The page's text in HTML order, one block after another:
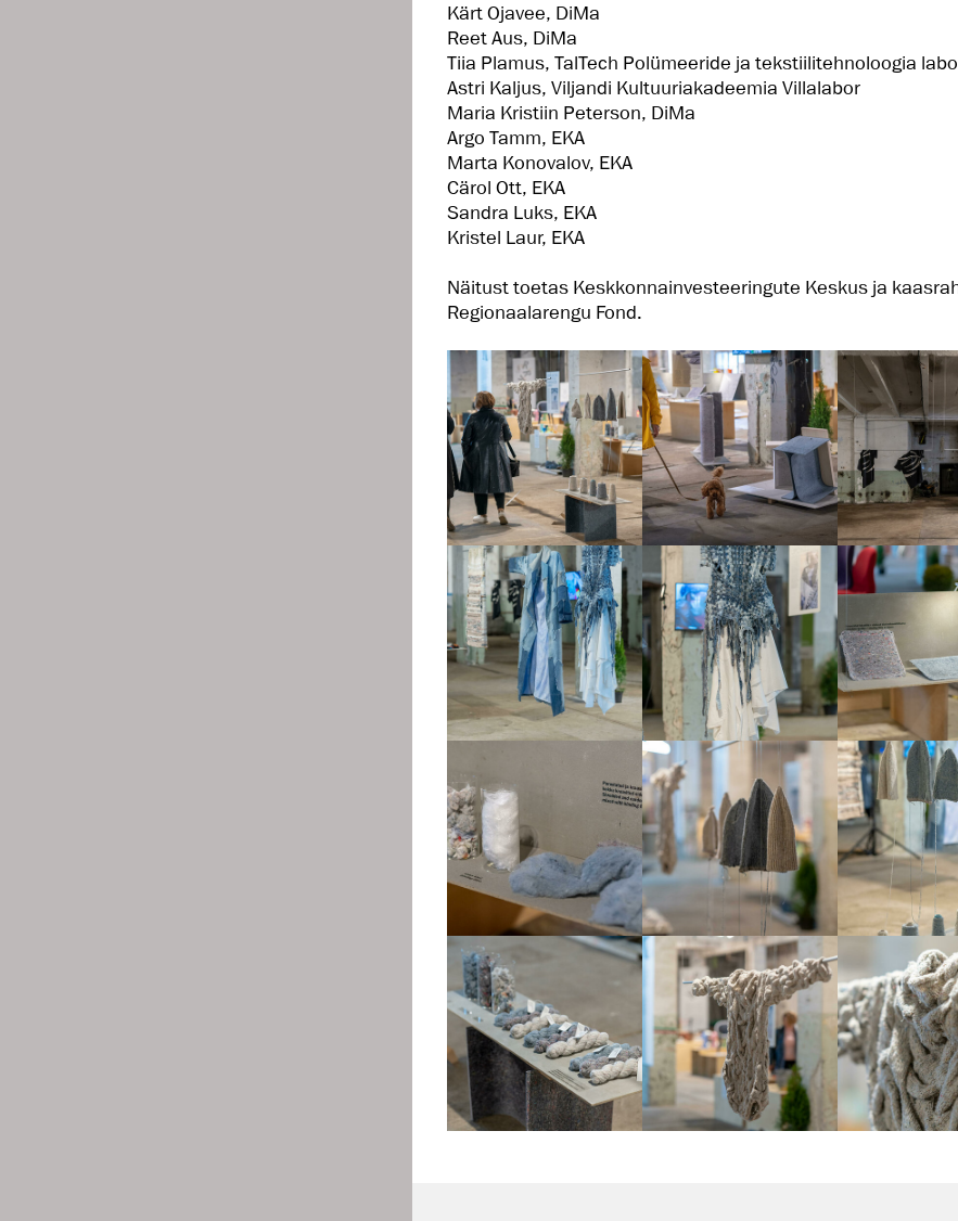
Kärt Ojavee, DiMa
Reet Aus, DiMa
Tiia Plamus, TalTech Polümeeride ja tekstiilitehnoloogia
Astri Kaljus, Viljandi Kultuuriakadeemia Villalabor
Maria Kristiin Peterson, DiMa
Argo Tamm, EKA
Marta Konovalov, EKA
Cärol Ott, EKA
Sandra Luks, EKA
Kristel Laur, EKA
Näitust toetas Keskkonnainvesteeringute Keskus ja
Regionaalarengu Fond.